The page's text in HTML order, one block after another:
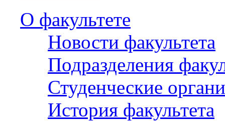
О факультете
Новости факультета
Подразделения
Студенческие
История факультета